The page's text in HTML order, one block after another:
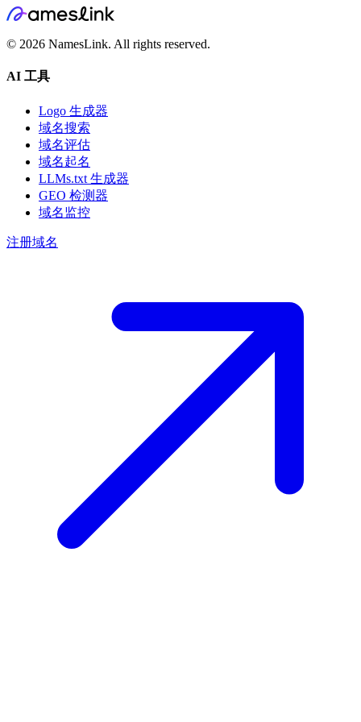
© 2026 NamesLink. All rights reserved.
AI 工具
Logo 生成器
域名搜索
域名评估
域名起名
LLMs.txt 生成器
GEO 检测器
域名监控
注册域名